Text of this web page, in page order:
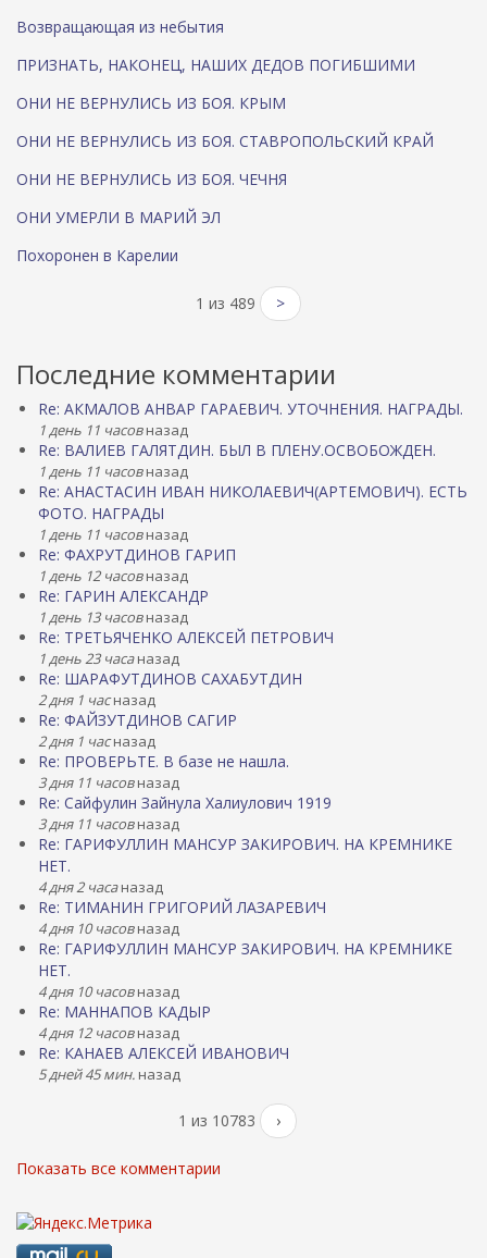
Возвращающая из небытия
ПРИЗНАТЬ, НАКОНЕЦ, НАШИХ ДЕДОВ ПОГИБШИМИ
ОНИ НЕ ВЕРНУЛИСЬ ИЗ БОЯ. КРЫМ
ОНИ НЕ ВЕРНУЛИСЬ ИЗ БОЯ. СТАВРОПОЛЬСКИЙ КРАЙ
ОНИ НЕ ВЕРНУЛИСЬ ИЗ БОЯ. ЧЕЧНЯ
ОНИ УМЕРЛИ В МАРИЙ ЭЛ
Похоронен в Карелии
1 из 489 >
Последние комментарии
Re: АКМАЛОВ АНВАР ГАРАЕВИЧ. УТОЧНЕНИЯ. НАГРАДЫ.
1 день 11 часовназад
Re: ВАЛИЕВ ГАЛЯТДИН. БЫЛ В ПЛЕНУ.ОСВОБОЖДЕН.
1 день 11 часовназад
Re: АНАСТАСИН ИВАН НИКОЛАЕВИЧ(АРТЕМОВИЧ). ЕСТЬ
ФОТО. НАГРАДЫ
1 день 11 часовназад
Re: ФАХРУТДИНОВ ГАРИП
1 день 12 часовназад
Re: ГАРИН АЛЕКСАНДР
1 день 13 часовназад
Re: ТРЕТЬЯЧЕНКО АЛЕКСЕЙ ПЕТРОВИЧ
1 день 23 часаназад
Re: ШАРАФУТДИНОВ САХАБУТДИН
2 дня 1 часназад
Re: ФАЙЗУТДИНОВ САГИР
2 дня 1 часназад
Re: ПРОВЕРЬТЕ. В базе не нашла.
3 дня 11 часовназад
Re: Сайфулин Зайнула Халиулович 1919
3 дня 11 часовназад
Re: ГАРИФУЛЛИН МАНСУР ЗАКИРОВИЧ. НА КРЕМНИКЕ
НЕТ.
4 дня 2 часаназад
Re: ТИМАНИН ГРИГОРИЙ ЛАЗАРЕВИЧ
4 дня 10 часовназад
Re: ГАРИФУЛЛИН МАНСУР ЗАКИРОВИЧ. НА КРЕМНИКЕ
НЕТ.
4 дня 10 часовназад
Re: МАННАПОВ КАДЫР
4 дня 12 часовназад
Re: КАНАЕВ АЛЕКСЕЙ ИВАНОВИЧ
5 дней 45 мин. назад
1 из 10783 ›
Показать все комментарии